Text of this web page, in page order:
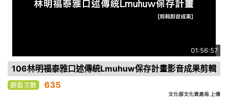
01:56:57
106林明福泰雅口述傳統Lmuhuw保存計畫影音成果剪輯
觀看次數 635
文化部文化資產局 上傳